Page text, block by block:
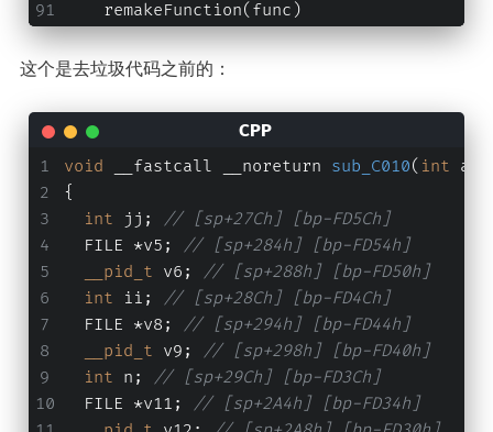
    remakeFunction(func)
这个是去垃圾代码之前的：
void __fastcall __noreturn sub_C010( int
{
int jj; // [sp+27Ch] [bp-FD5Ch]
  FILE *v5;
// [sp+284h] [bp-FD54h]
__pid_t v6; // [sp+288h] [bp-FD50h]
int ii; // [sp+28Ch] [bp-FD4Ch]
  FILE *v8;
// [sp+294h] [bp-FD44h]
__pid_t v9; // [sp+298h] [bp-FD40h]
int n; // [sp+29Ch] [bp-FD3Ch]
  FILE *v11;
// [sp+2A4h] [bp-FD34h]